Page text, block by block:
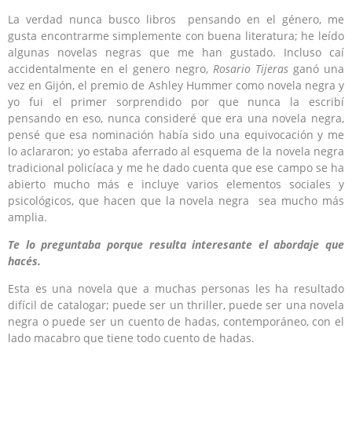
La verdad nunca busco libros pensando en el género, me
gusta encontrarme simplemente con buena literatura; he leído
algunas novelas negras que me han gustado. Incluso caí
accidentalmente en el genero negro, Rosario Tijeras ganó una
vez en Gijón, el premio de Ashley Hummer como novela negra y
yo fui el primer sorprendido por que nunca la escribí
pensando en eso, nunca consideré que era una novela negra,
pensé que esa nominación había sido una equivocación y me
lo aclararon; yo estaba aferrado al esquema de la novela negra
tradicional policíaca y me he dado cuenta que ese campo se ha
abierto mucho más e incluye varios elementos sociales y
psicológicos, que hacen que la novela negra sea mucho más
amplia.
Te lo preguntaba porque resulta interesante el abordaje que
hacés.
Esta es una novela que a muchas personas les ha resultado
difícil de catalogar; puede ser un thriller, puede ser una novela
negra o puede ser un cuento de hadas, contemporáneo, con el
lado macabro que tiene todo cuento de hadas.